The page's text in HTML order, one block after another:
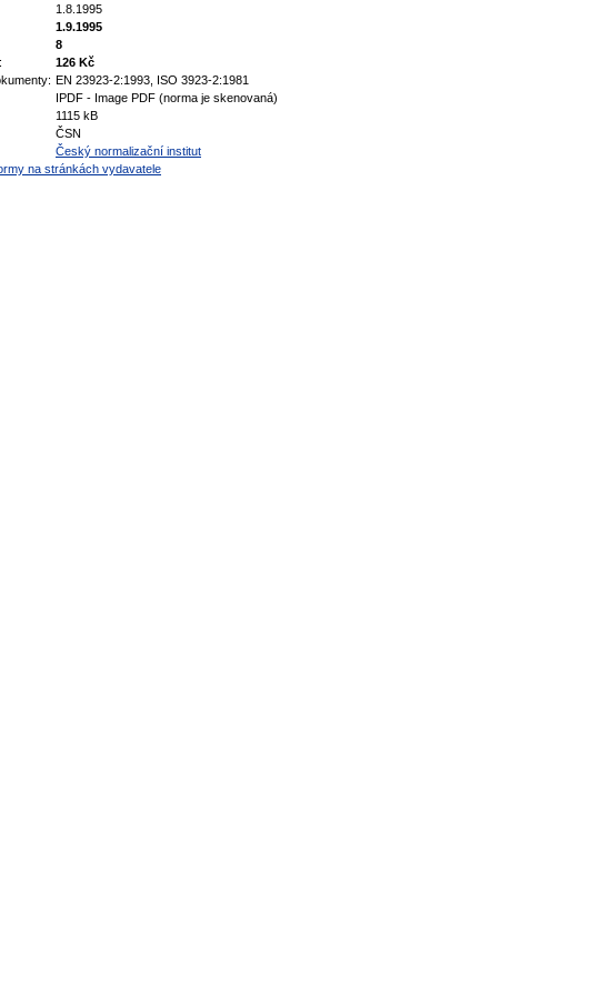
1.8.1995
1.9.1995
8
126 Kč
EN 23923-2:1993, ISO 3923-2:1981
IPDF - Image PDF (norma je skenovaná)
1115 kB
ČSN
Český normalizační institut
na stránkách vydavatele